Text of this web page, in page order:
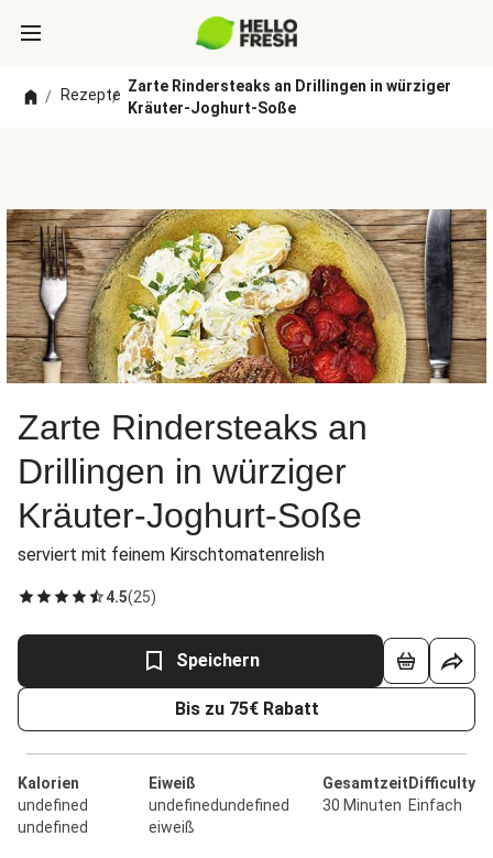
/ Rezepte
/
Zarte Rindersteaks an Drillingen in würziger
Kräuter-Joghurt-Soße
Zarte Rindersteaks an
Drillingen in würziger
Kräuter-Joghurt-Soße
serviert mit feinem Kirschtomatenrelish
4.5(25)
Speichern
Bis zu 75€ Rabatt
Kalorien
undefined
undefined
Eiweiß
undefinedundefined
eiweiß
Gesamtzeit
30 Minuten
Difficulty
Einfach